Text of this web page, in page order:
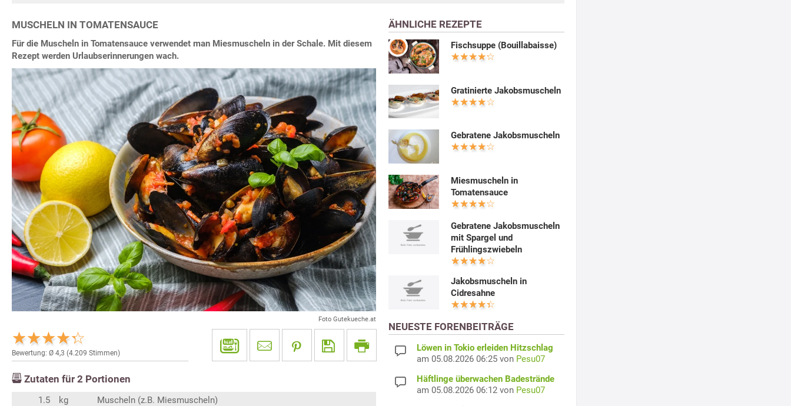
MUSCHELN IN TOMATENSAUCE
Für die Muscheln in Tomatensauce verwendet man Miesmuscheln in der Schale. Mit diesem
Rezept werden Urlaubserinnerungen wach.
Foto Gutekueche.at
Bewertung: Ø 4,3 (4.209 Stimmen)
Zutaten für 2 Portionen
1.5 kg
Muscheln (z.B. Miesmuscheln)
ÄHNLICHE REZEPTE
Fischsuppe (Bouillabaisse)
Gratinierte Jakobsmuscheln
Gebratene Jakobsmuscheln
Miesmuscheln in
Tomatensauce
Gebratene Jakobsmuscheln
mit Spargel und
Frühlingszwiebeln
Jakobsmuscheln in
Cidresahne
NEUESTE FORENBEITRÄGE
Löwen in Tokio erleiden Hitzschlag
am 05.08.2026 06:25 von Pesu07
Häftlinge überwachen Badestrände
am 05.08.2026 06:12 von Pesu07